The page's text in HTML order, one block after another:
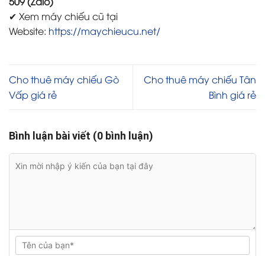
✔ Xem máy chiếu cũ tại
Website: https://maychieucu.net/
Cho thuê máy chiếu Gò
Vấp giá rẻ
Cho thuê máy chiếu Tân
Bình giá rẻ
Bình luận bài viết (0 bình luận)